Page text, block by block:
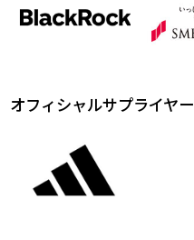
オフィシャルサプライヤー